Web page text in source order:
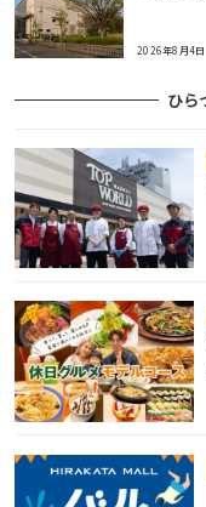
2026年8月4日
ひら